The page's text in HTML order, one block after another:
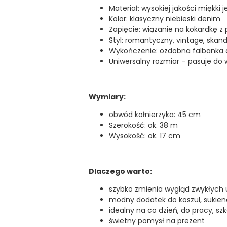
Materiał: wysokiej jakości miękki
Kolor: klasyczny niebieski denim
Zapięcie: wiązanie na kokardkę
Styl: romantyczny, vintage,
Wykończenie: ozdobna falbanka
Uniwersalny rozmiar – pasuje do
Wymiary:
obwód kołnierzyka: 45 cm
Szerokość: ok. 38 m
Wysokość: ok. 17 cm
Dlaczego warto:
szybko zmienia wygląd zwykłych
modny dodatek do koszul,
idealny na co dzień, do pracy,
świetny pomysł na prezent